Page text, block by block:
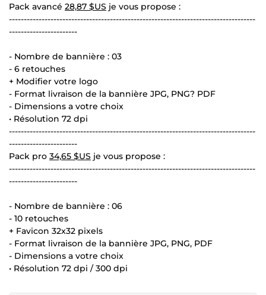
Pack avancé 28,87 $US je vous propose :
-----------------------------------------------------------------------------------
-----------------------
- Nombre de bannière : 03
- 6 retouches
+ Modifier votre logo
- Format livraison de la bannière JPG, PNG? PDF
- Dimensions a votre choix
• Résolution 72 dpi
-----------------------------------------------------------------------------------
-----------------------
Pack pro 34,65 $US je vous propose :
-----------------------------------------------------------------------------------
-----------------------
- Nombre de bannière : 06
- 10 retouches
+ Favicon 32x32 pixels
- Format livraison de la bannière JPG, PNG, PDF
- Dimensions a votre choix
• Résolution 72 dpi / 300 dpi